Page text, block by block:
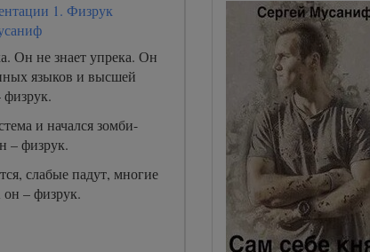
1. Физрук
Он не знает упрека. Он
языков и высшей
и начался зомби-
– физрук.
слабые падут, многие
– физрук.